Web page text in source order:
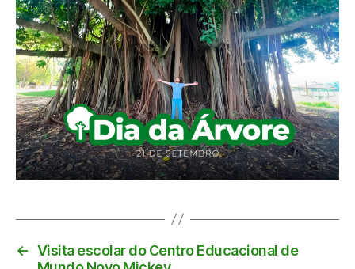
← Visita escolar do Centro Educacional de